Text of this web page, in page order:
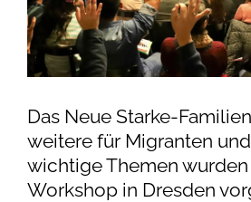
Das Neue Starke-
weitere für Migranten
wichtige Themen
Workshop in Dresden